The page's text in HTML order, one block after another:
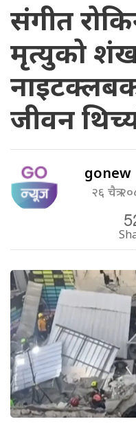
संगीत
मृत्युको
जीवन
gonew
२६ चैत्र